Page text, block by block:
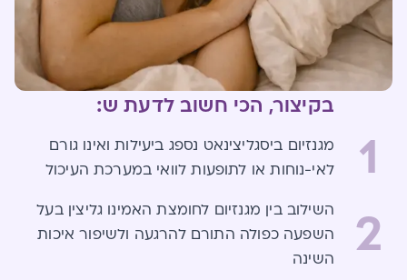
בקיצור, הכי חשוב לדעת ש:
1
מגנזיום ביסגליצינאט נספג ביעילות ואינו גורם
לאי-נוחות או לתופעות לוואי במערכת העיכול
2
השילוב בין מגנזיום לחומצת האמינו גליצין בעל
השפעה כפולה התורם להרגעה ולשיפור איכות
השינה